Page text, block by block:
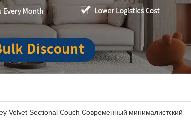
Velvet Sectional Couch Современный минималистский